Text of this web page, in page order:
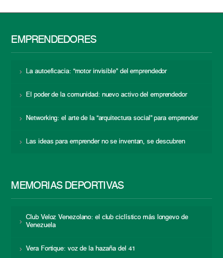
EMPRENDEDORES
La autoeficacia: “motor invisible” del emprendedor
El poder de la comunidad: nuevo activo del emprendedor
Networking: el arte de la “arquitectura social” para emprender
Las ideas para emprender no se inventan, se descubren
MEMORIAS DEPORTIVAS
Club Veloz Venezolano: el club ciclístico más longevo de
Venezuela
Vera Fortique: voz de la hazaña del 41